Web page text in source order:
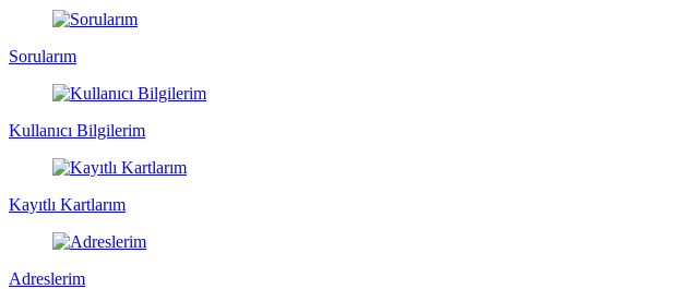
Sorularım
Kullanıcı Bilgilerim
Kayıtlı Kartlarım
Adreslerim